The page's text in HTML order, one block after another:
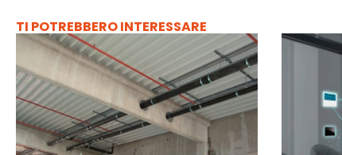
TI POTREBBERO INTERESSARE